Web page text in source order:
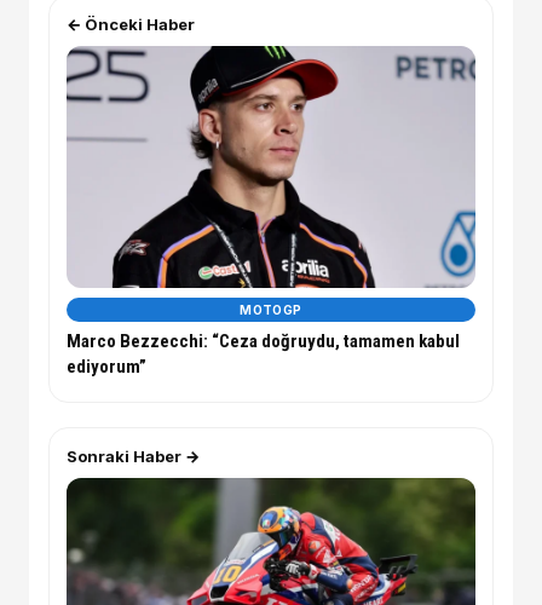
← Önceki Haber
MOTOGP
Marco Bezzecchi: “Ceza doğruydu, tamamen kabul
ediyorum”
Sonraki Haber →